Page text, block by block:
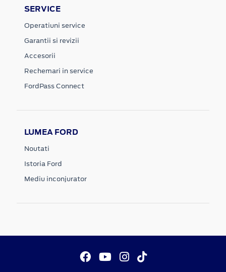
SERVICE
Operatiuni service
Garantii si revizii
Accesorii
Rechemari in service
FordPass Connect
LUMEA FORD
Noutati
Istoria Ford
Mediu inconjurator